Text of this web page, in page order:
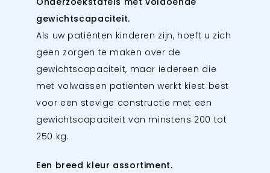
gewichtscapaciteit.
Als uw patiënten kinderen zijn, hoeft u zich
geen zorgen te maken over de
gewichtscapaciteit, maar iedereen die
met volwassen patiënten werkt kiest best
voor een stevige constructie met een
gewichtscapaciteit van minstens 200 tot
250 kg.
Een breed kleur assortiment.